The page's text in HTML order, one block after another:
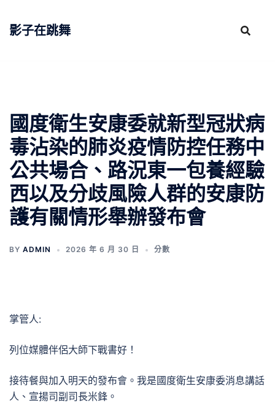
影子在跳舞
國度衛生安康委就新型冠狀病
毒沾染的肺炎疫情防控任務中
公共場合、路況東一包養經驗
西以及分歧風險人群的安康防
護有關情形舉辦發布會
BY ADMIN 2026 年 6 月 30 日 分數
掌管人:
列位媒體伴侶大師下戰書好！
接待餐與加入明天的發布會。我是國度衛生安康委消息講話
人、宣揚司副司長米鋒。